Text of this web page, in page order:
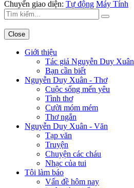
Chuyển giao diện: Tự động Máy Tính
Close
Giới thiệu
Tác giả Nguyễn Duy Xuân
Bạn cần biết
Nguyễn Duy Xuân - Thơ
Cuộc sống mến yêu
Tình thơ
Cười móm mém
Thơ ngắn
Nguyễn Duy Xuân - Văn
Tạp văn
Truyện
Chuyện các cháu
Nhạc của tui
Tôi làm báo
Vấn đề hôm nay